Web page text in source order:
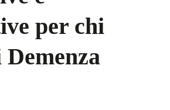
per chi